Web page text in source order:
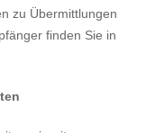
zu Übermittlungen
finden Sie in